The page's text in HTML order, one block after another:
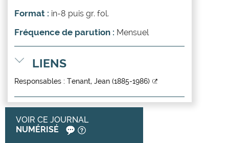
Format : in-8 puis gr. fol.
Fréquence de parution : Mensuel
LIENS
Responsables : Tenant, Jean (1885-1986)
VOIR CE JOURNAL
NUMÉRISÉ